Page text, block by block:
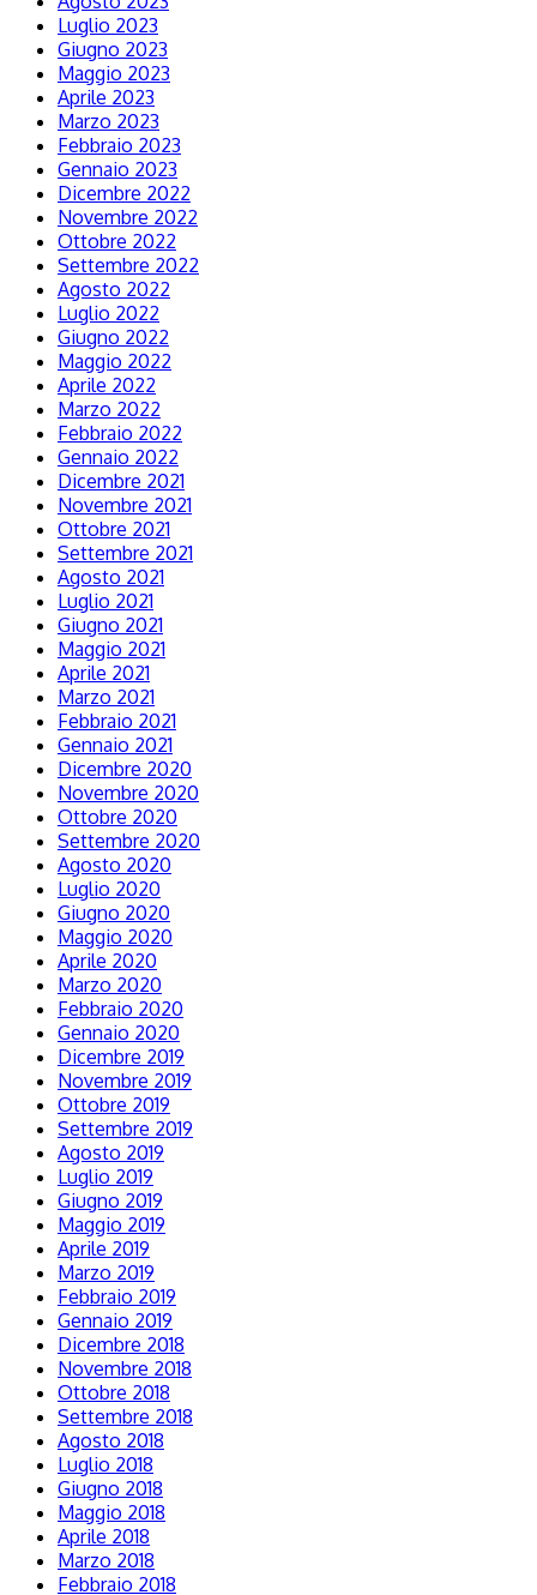
Luglio 2023
Giugno 2023
Maggio 2023
Aprile 2023
Marzo 2023
Febbraio 2023
Gennaio 2023
Dicembre 2022
Novembre 2022
Ottobre 2022
Settembre 2022
Agosto 2022
Luglio 2022
Giugno 2022
Maggio 2022
Aprile 2022
Marzo 2022
Febbraio 2022
Gennaio 2022
Dicembre 2021
Novembre 2021
Ottobre 2021
Settembre 2021
Agosto 2021
Luglio 2021
Giugno 2021
Maggio 2021
Aprile 2021
Marzo 2021
Febbraio 2021
Gennaio 2021
Dicembre 2020
Novembre 2020
Ottobre 2020
Settembre 2020
Agosto 2020
Luglio 2020
Giugno 2020
Maggio 2020
Aprile 2020
Marzo 2020
Febbraio 2020
Gennaio 2020
Dicembre 2019
Novembre 2019
Ottobre 2019
Settembre 2019
Agosto 2019
Luglio 2019
Giugno 2019
Maggio 2019
Aprile 2019
Marzo 2019
Febbraio 2019
Gennaio 2019
Dicembre 2018
Novembre 2018
Ottobre 2018
Settembre 2018
Agosto 2018
Luglio 2018
Giugno 2018
Maggio 2018
Aprile 2018
Marzo 2018
Febbraio 2018